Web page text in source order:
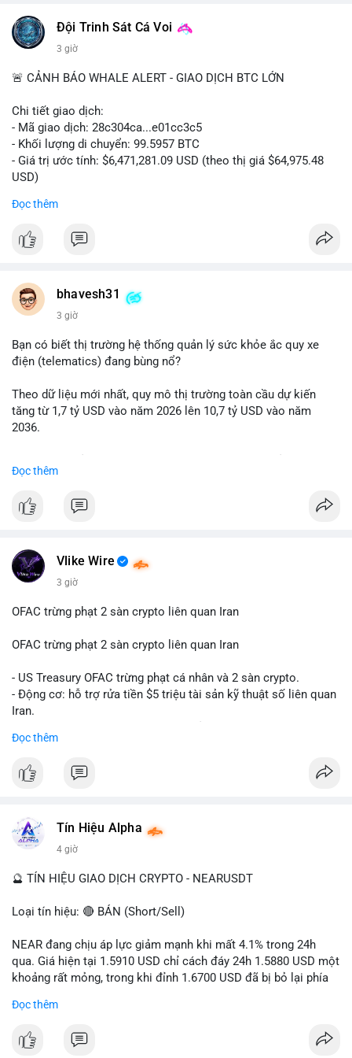
Đội Trinh Sát Cá Voi
3 giờ
🚨 CẢNH BÁO WHALE ALERT - GIAO DỊCH BTC LỚN
Chi tiết giao dịch:
- Mã giao dịch: 28c304ca...e01cc3c5
- Khối lượng di chuyển: 99.5957 BTC
- Giá trị ước tính: $6,471,281.09 USD (theo thị giá $64,975.48
USD)
giá hơn 6.47 triệu USD, cho thấy dấu hiệu chuyển tiền quy mô
thanh khoản hoặc bán, hoặc chuyển sang ví lạnh nhằm tích lũy
dài hạn. Việc giao dịch chưa được xác nhận tạo tâm lý thận
cung ngắn hạn. Nếu BTC vào ví nóng sàn, khả năng cao là
động thái chốt lời; ngược lại, nếu vào ví mới không hoạt động,
Lời khuyên: Nhà đầu tư nhỏ lẻ nên quan sát thêm 2-4 giờ sau
khi giao dịch được xác nhận, tránh hành động theo cảm xúc.
ưu tiên quản trị rủi ro trong giai đoạn biến động mạnh.
#btcmempool65k
Đọc thêm
bhavesh31
3 giờ
Bạn có biết thị trường hệ thống quản lý sức khỏe ắc quy xe
điện (telematics) đang bùng nổ?
Theo dữ liệu mới nhất, quy mô thị trường toàn cầu dự kiến
tăng từ 1,7 tỷ USD vào năm 2026 lên 10,7 tỷ USD vào năm
2036.
hàng năm (CAGR) ấn tượng lên tới 20,2%.
Điều gì đang thúc đẩy sự tăng trưởng vượt bậc này? Hãy cùng
Đọc thêm
Vlike Wire
3 giờ
OFAC trừng phạt 2 sàn crypto liên quan Iran
OFAC trừng phạt 2 sàn crypto liên quan Iran
- US Treasury OFAC trừng phạt cá nhân và 2 sàn crypto.
- Động cơ: hỗ trợ rửa tiền $5 triệu tài sản kỹ thuật số liên quan
Iran.
- Tác động: rủi ro cho thị trường crypto, tăng áp lực pháp lý.
#binancesquare
#vlikevn #titanbot
📰 Nguồn: Cointelegraph
Đọc thêm
Tín Hiệu Alpha
4 giờ
🔮 TÍN HIỆU GIAO DỊCH CRYPTO - NEARUSDT
Loại tín hiệu: 🔴 BÁN (Short/Sell)
NEAR đang chịu áp lực giảm mạnh khi mất 4.1% trong 24h
qua. Giá hiện tại 1.5910 USD chỉ cách đáy 24h 1.5880 USD một
khoảng rất mỏng, trong khi đỉnh 1.6700 USD đã bị bỏ lại phía
kiểm soát hoàn toàn. Khối lượng giao dịch 10.29 triệu NEAR
tiếp diễn.
Đọc thêm